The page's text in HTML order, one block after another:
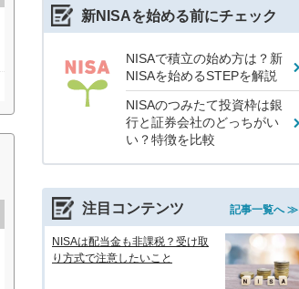
新NISAを始める前にチェック
NISAで積立の始め方は？新
NISAを始めるSTEPを解説
NISAのつみたて投資枠は銀
行と証券会社のどっちがい
い？特徴を比較
注目コンテンツ 記事一覧へ ≫
NISAは配当金も非課税？受け取
り方式で注意したいこと